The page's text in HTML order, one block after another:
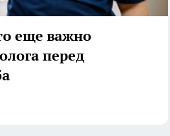
еще важно
перед